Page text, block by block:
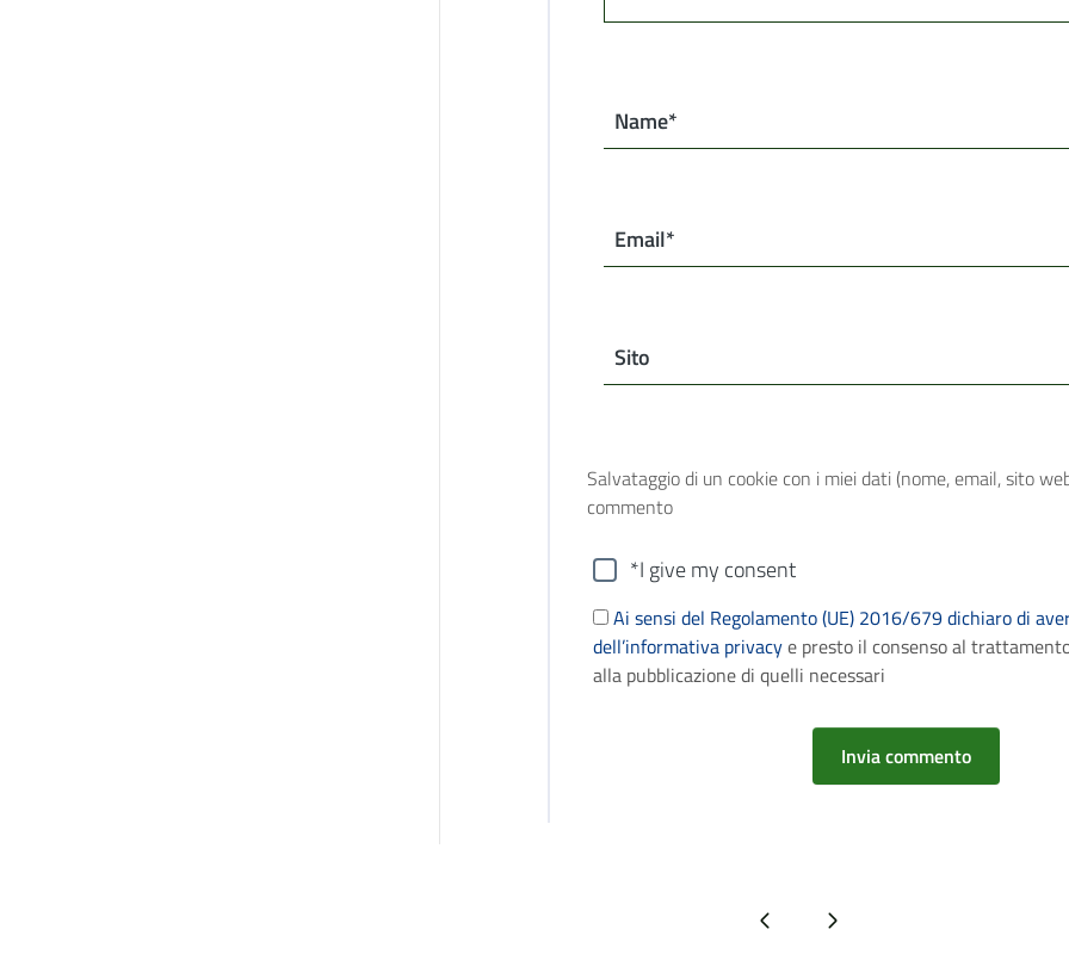
Name*
Email*
Sito
Salvataggio di un cookie con i miei dati (nome, email, sito
commento
*I give my consent
Ai sensi del Regolamento (UE) 2016/679 dichiaro di
dell’informativa privacye presto il consenso al
alla pubblicazione di quelli necessari
Pagina precedentePagina successiva